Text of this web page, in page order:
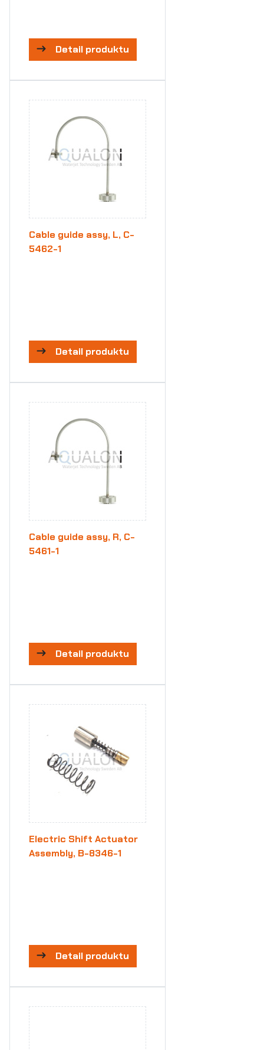
Detail produktu
Cable guide assy, L, C-
5462-1
Detail produktu
Cable guide assy, R, C-
5461-1
Detail produktu
Electric Shift Actuator
Assembly, B-8346-1
Detail produktu